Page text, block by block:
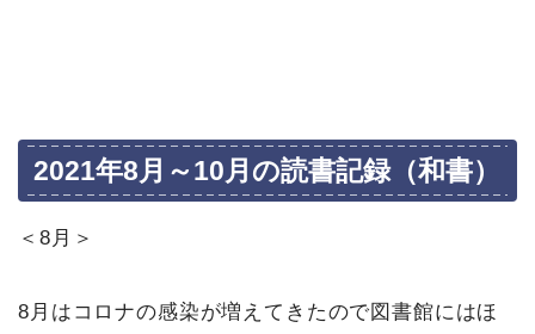
2021年8月～10月の読書記録（和書）
＜8月＞
8月はコロナの感染が増えてきたので図書館にはほ